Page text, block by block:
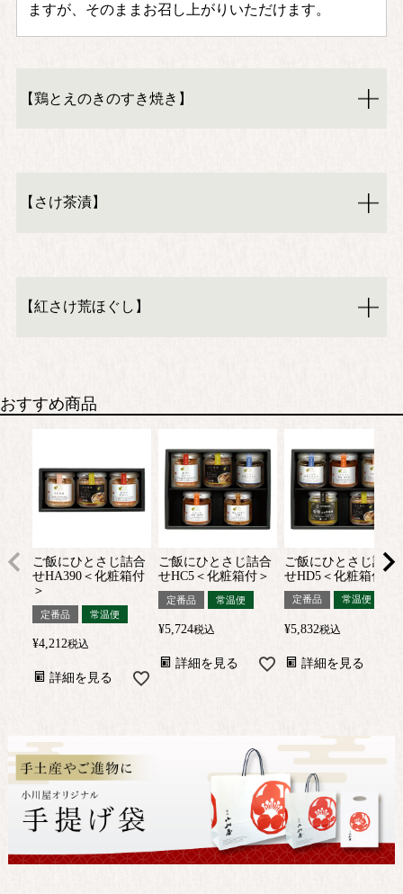
ますが、そのままお召し上がりいただけます。
【鶏とえのきのすき焼き】
【さけ茶漬】
【紅さけ荒ほぐし】
おすすめ商品
ご飯にひとさじ詰合
せHA390＜化粧箱付
＞
定番品 常温便
¥4,212税込
詳細を見る
ご飯にひとさじ詰合
せHC5＜化粧箱付＞
定番品 常温便
¥5,724税込
詳細を見る
ご飯にひとさじ詰合
せHD5＜化粧箱付＞
定番品 常温便
¥5,832税込
詳細を見る